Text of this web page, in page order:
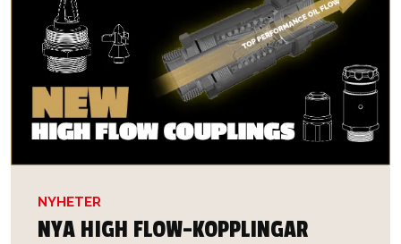
NYHETER
NYA HIGH FLOW-KOPPLINGAR